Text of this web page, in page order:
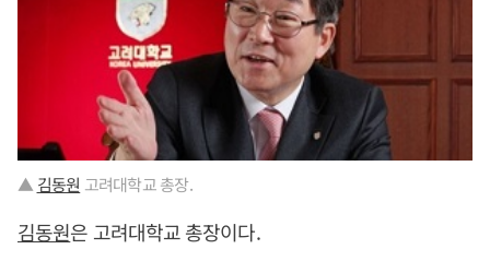
▲ 김동원 고려대학교 총장.
김동원은 고려대학교 총장이다.